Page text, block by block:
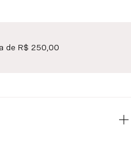
de R$ 250,00